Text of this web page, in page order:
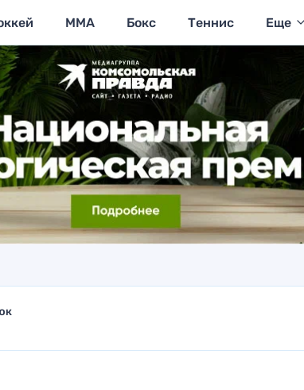
MMA Бокс Теннис Еще